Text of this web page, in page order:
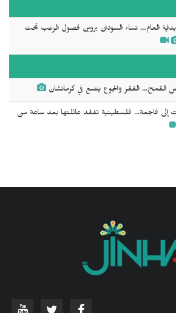
العام… نساء السودان يروين فصول الرعب تحت
القمح... الفقر والجوع يتسع في كرمانشان
إلى فاجعة... فلسطينية تفقد عائلتها بعد ساعة من